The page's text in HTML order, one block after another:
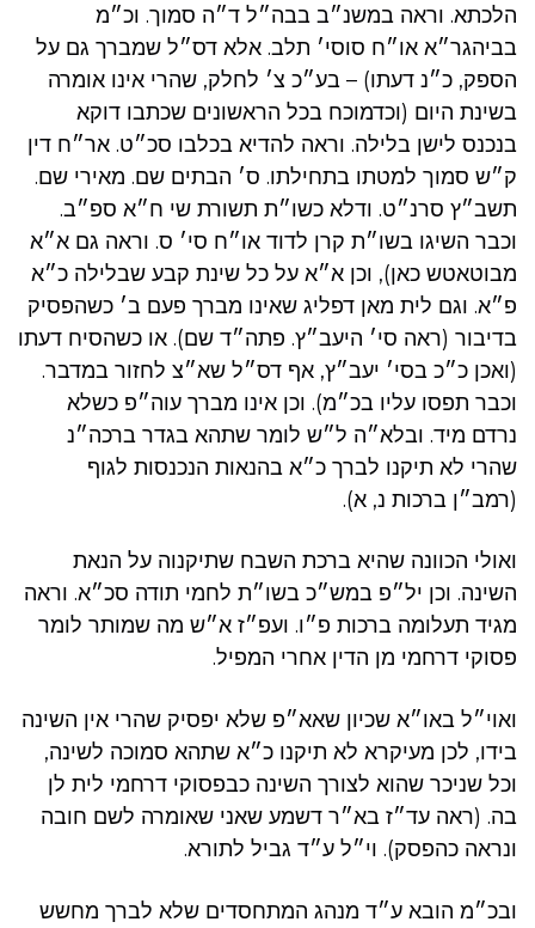
הלכתא. וראה במשנ״ב בבה״ל ד״ה סמוך. וכ״מ
בביהגר״א או״ח סוסי׳ תלב. אלא דס״ל שמברך גם על
הספק, כ״נ דעתו) – בע״כ צ׳ לחלק, שהרי אינו אומרה
בשינת היום (וכדמוכח בכל הראשונים שכתבו דוקא
בנכנס לישן בלילה. וראה להדיא בכלבו סכ״ט. אר״ח דין
ק״ש סמוך למטתו בתחילתו. ס׳ הבתים שם. מאירי שם.
תשב״ץ סרנ״ט. ודלא כשו״ת תשורת שי ח״א ספ״ב.
וכבר השיגו בשו״ת קרן לדוד או״ח סי׳ ס. וראה גם א״א
מבוטאטש כאן), וכן א״א על כל שינת קבע שבלילה כ״א
פ״א. וגם לית מאן דפליג שאינו מברך פעם ב׳ כשהפסיק
בדיבור (ראה סי׳ היעב״ץ. פתה״ד שם). או כשהסיח דעתו
(ואכן כ״כ בסי׳ יעב״ץ, אף דס״ל שא״צ לחזור במדבר.
וכבר תפסו עליו בכ״מ). וכן אינו מברך עוה״פ כשלא
נרדם מיד. ובלא״ה ל״ש לומר שתהא בגדר ברכה״נ
שהרי לא תיקנו לברך כ״א בהנאות הנכנסות לגוף
(רמב״ן ברכות נ, א).
ואולי הכוונה שהיא ברכת השבח שתיקנוה על הנאת
השינה. וכן יל״פ במש״כ בשו״ת לחמי תודה סכ״א. וראה
מגיד תעלומה ברכות פ״ו. ועפ״ז א״ש מה שמותר לומר
פסוקי דרחמי מן הדין אחרי המפיל.
ואוי״ל באו״א שכיון שאא״פ שלא יפסיק שהרי אין השינה
בידו, לכן מעיקרא לא תיקנו כ״א שתהא סמוכה לשינה,
וכל שניכר שהוא לצורך השינה כבפסוקי דרחמי לית לן
בה. (ראה עד״ז בא״ר דשמע שאני שאומרה לשם חובה
ונראה כהפסק). וי״ל ע״ד גביל לתורא.
ובכ״מ הובא ע״ד מנהג המתחסדים שלא לברך מחשש